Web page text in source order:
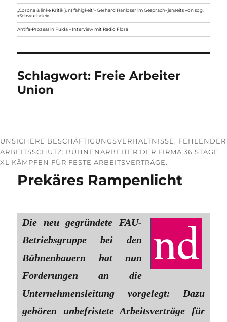
„Corona & linke Kritik(un) fähigkeit“- Gerhard Hanloser im Gespräch- jenseits von sog.
»Schwurbelei«
Antifa-Prozess in Fulda – Interview mit Radio Flora
Schlagwort: Freie Arbeiter
Union
UNSICHERE BESCHÄFTIGUNGSVERHÄLTNISSE, FEHLENDER
ARBEITSSCHUTZ: BÜHNENARBEITER DER FIRMA 36 STAGE
XL KÄMPFEN FÜR FESTE ARBEITSVERTRÄGE.
Prekäres Rampenlicht
Die neu gegründete FAU-
Betriebsgruppe bei den
Bühnenbauern hat nun
Forderungen an die
Unternehmensleitung vorgelegt: Dazu
gehören unbefristete Arbeitsverträge für